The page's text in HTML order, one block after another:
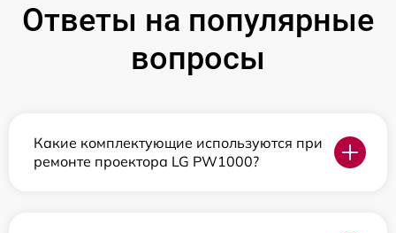
Ответы на популярные
вопросы
Какие комплектующие используются при
ремонте проектора LG PW1000?